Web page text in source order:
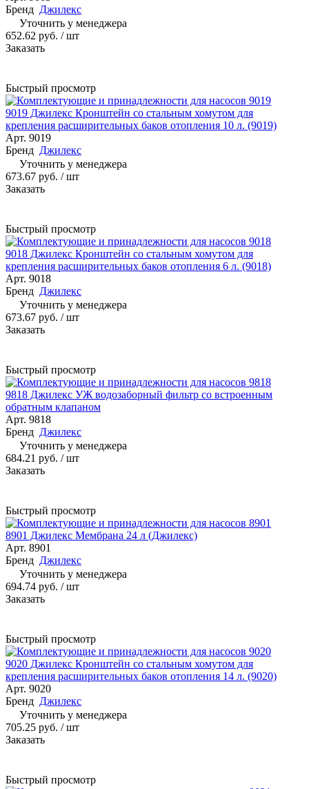
Бренд Джилекс
Уточнить у менеджера
652.62 руб. / шт
Заказать
Быстрый просмотр
9019 Джилекс Кронштейн со стальным хомутом для
крепления расширительных баков отопления 10 л. (9019)
Арт. 9019
Бренд Джилекс
Уточнить у менеджера
673.67 руб. / шт
Заказать
Быстрый просмотр
9018 Джилекс Кронштейн со стальным хомутом для
крепления расширительных баков отопления 6 л. (9018)
Арт. 9018
Бренд Джилекс
Уточнить у менеджера
673.67 руб. / шт
Заказать
Быстрый просмотр
9818 Джилекс УЖ водозаборный фильтр со встроенным
обратным клапаном
Арт. 9818
Бренд Джилекс
Уточнить у менеджера
684.21 руб. / шт
Заказать
Быстрый просмотр
8901 Джилекс Мембрана 24 л (Джилекс)
Арт. 8901
Бренд Джилекс
Уточнить у менеджера
694.74 руб. / шт
Заказать
Быстрый просмотр
9020 Джилекс Кронштейн со стальным хомутом для
крепления расширительных баков отопления 14 л. (9020)
Арт. 9020
Бренд Джилекс
Уточнить у менеджера
705.25 руб. / шт
Заказать
Быстрый просмотр